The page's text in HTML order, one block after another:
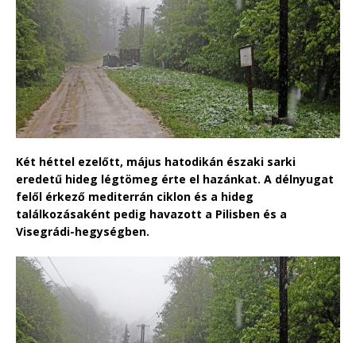
Két héttel ezelőtt, május hatodikán északi sarki
eredetű hideg légtömeg érte el hazánkat. A délnyugat
felől érkező mediterrán ciklon és a hideg
találkozásaként pedig havazott a Pilisben és a
Visegrádi-hegységben.